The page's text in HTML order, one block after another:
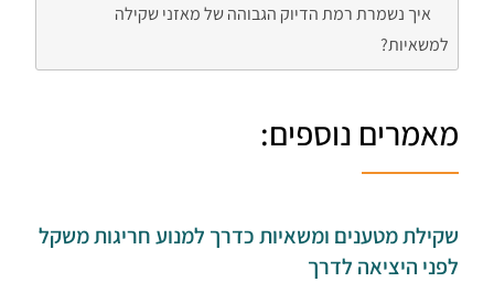
איך נשמרת רמת הדיוק הגבוהה של מאזני שקילה
למשאיות?
מאמרים נוספים:
שקילת מטענים ומשאיות כדרך למנוע חריגות משקל
לפני היציאה לדרך